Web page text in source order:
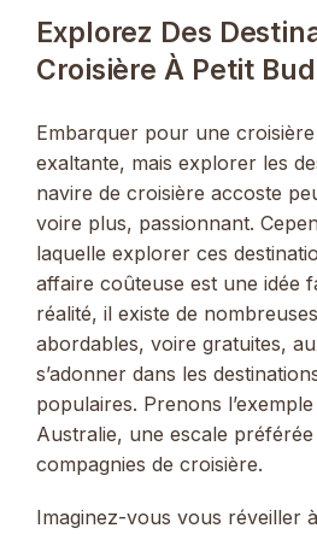
Explorez Des
Croisière À Petit
Embarquer pour une
exaltante, mais explorer les
navire de croisière accoste
voire plus, passionnant.
laquelle explorer ces
affaire coûteuse est une idée
réalité, il existe de
abordables, voire gratuites,
s’adonner dans les
populaires. Prenons
Australie, une escale
compagnies de croisière.
Imaginez-vous vous réveiller